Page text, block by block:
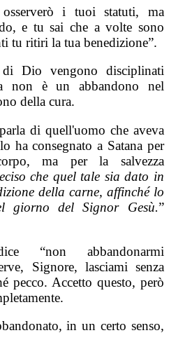
i tuoi statuti, ma
e tu sai che a volte sono
tu ritiri la tua benedizione”.
Dio vengono disciplinati
non è un abbandono nel
della cura.
di quell'uomo che aveva
ha consegnato a Satana per
ma per la salvezza
che quel tale sia dato in
della carne, affinché lo
giorno del Signor Gesù.”
“non abbandonarmi
Signore, lasciami senza
pecco. Accetto questo, però
in un certo senso,